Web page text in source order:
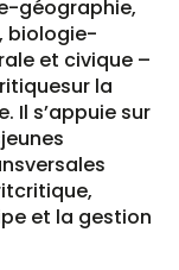
géographie,
biologie-
et civique –
la
Il s’appuie sur
et la gestion